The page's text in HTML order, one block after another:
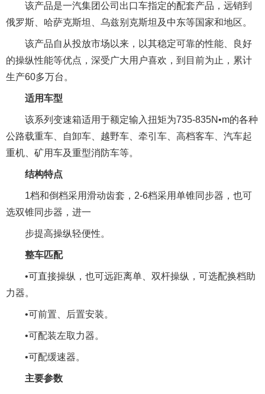
该产品是一汽集团公司出口车指定的配套产品，远销到
俄罗斯、哈萨克斯坦、乌兹别克斯坦及中东等国家和地区。
该产品自从投放市场以来，以其稳定可靠的性能、良好
的操纵性能等优点，深受广大用户喜欢，到目前为止，累计
生产60多万台。
适用车型
该系列变速箱适用于额定输入扭矩为735-835N•m的各种
公路载重车、自卸车、越野车、牵引车、高档客车、汽车起
重机、矿用车及重型消防车等。
结构特点
1档和倒档采用滑动齿套，2-6档采用单锥同步器，也可
选双锥同步器，进一
步提高操纵轻便性。
整车匹配
•可直接操纵，也可远距离单、双杆操纵，可选配换档助
力器。
•可前置、后置安装。
•可配装左取力器。
•可配缓速器。
主要参数